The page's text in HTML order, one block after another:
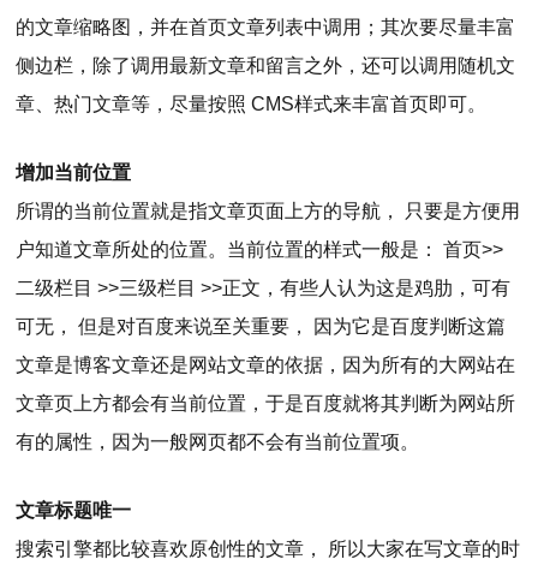
的文章缩略图，并在首页文章列表中调用；其次要尽量丰富
侧边栏，除了调用最新文章和留言之外，还可以调用随机文
章、热门文章等，尽量按照 CMS样式来丰富首页即可。
增加当前位置
所谓的当前位置就是指文章页面上方的导航， 只要是方便用
户知道文章所处的位置。当前位置的样式一般是： 首页>>
二级栏目 >>三级栏目 >>正文，有些人认为这是鸡肋，可有
可无， 但是对百度来说至关重要， 因为它是百度判断这篇
文章是博客文章还是网站文章的依据，因为所有的大网站在
文章页上方都会有当前位置，于是百度就将其判断为网站所
有的属性，因为一般网页都不会有当前位置项。
文章标题唯一
搜索引擎都比较喜欢原创性的文章， 所以大家在写文章的时